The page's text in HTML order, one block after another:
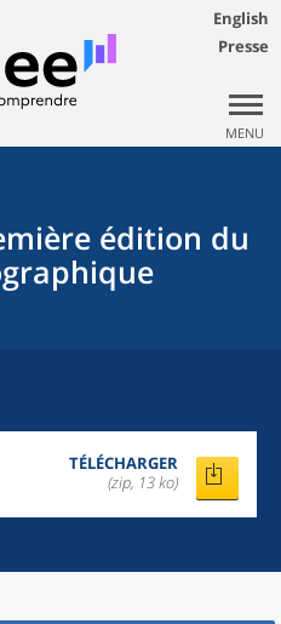
English
Presse
MENU
édition du
TÉLÉCHARGER
(zip, 13 ko)